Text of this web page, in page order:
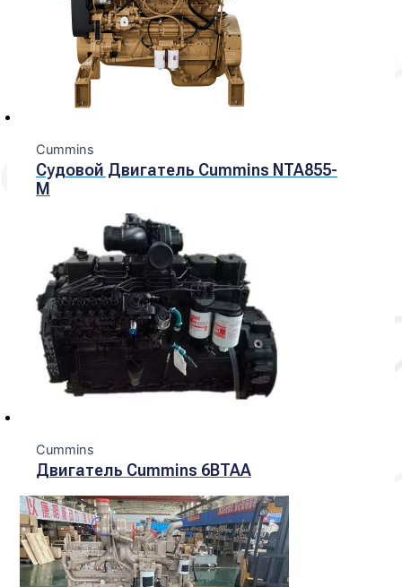
Cummins
Судовой Двигатель Cummins NTA855-
M
Cummins
Двигатель Cummins 6BTAA